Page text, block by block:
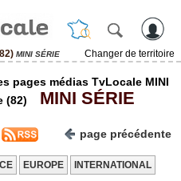
MINI SÉRIE
Changer de territoire
pages médias TvLocale MINI
(82)
MINI SÉRIE
page précédente
EUROPE INTERNATIONAL